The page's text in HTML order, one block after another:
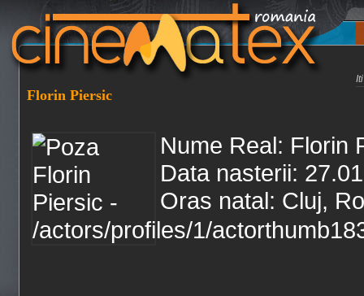
Florin Piersic
Nume Real: Florin
Data nasterii:
Oras natal: Cluj,